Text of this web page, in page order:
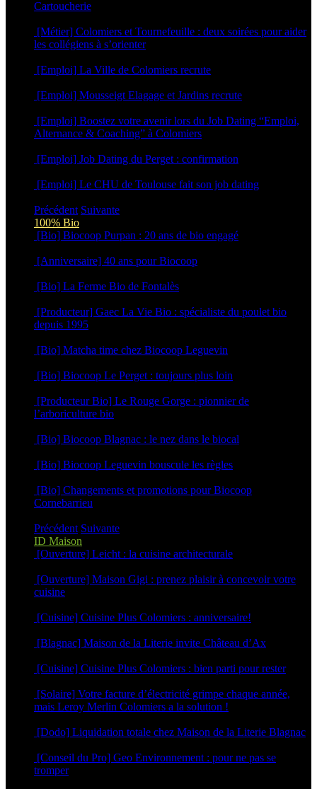
Cartoucherie
[Métier] Colomiers et Tournefeuille : deux soirées pour aider
les collégiens à s’orienter
[Emploi] La Ville de Colomiers recrute
[Emploi] Mousseigt Elagage et Jardins recrute
[Emploi] Boostez votre avenir lors du Job Dating “Emploi,
Alternance & Coaching” à Colomiers
[Emploi] Job Dating du Perget : confirmation
[Emploi] Le CHU de Toulouse fait son job dating
Précédent Suivante
100% Bio
[Bio] Biocoop Purpan : 20 ans de bio engagé
[Anniversaire] 40 ans pour Biocoop
[Bio] La Ferme Bio de Fontalès
[Producteur] Gaec La Vie Bio : spécialiste du poulet bio
depuis 1995
[Bio] Matcha time chez Biocoop Leguevin
[Bio] Biocoop Le Perget : toujours plus loin
[Producteur Bio] Le Rouge Gorge : pionnier de
l’arboriculture bio
[Bio] Biocoop Blagnac : le nez dans le biocal
[Bio] Biocoop Leguevin bouscule les règles
[Bio] Changements et promotions pour Biocoop
Cornebarrieu
Précédent Suivante
ID Maison
[Ouverture] Leicht : la cuisine architecturale
[Ouverture] Maison Gigi : prenez plaisir à concevoir votre
cuisine
[Cuisine] Cuisine Plus Colomiers : anniversaire!
[Blagnac] Maison de la Literie invite Château d’Ax
[Cuisine] Cuisine Plus Colomiers : bien parti pour rester
[Solaire] Votre facture d’électricité grimpe chaque année,
mais Leroy Merlin Colomiers a la solution !
[Dodo] Liquidation totale chez Maison de la Literie Blagnac
[Conseil du Pro] Geo Environnement : pour ne pas se
tromper